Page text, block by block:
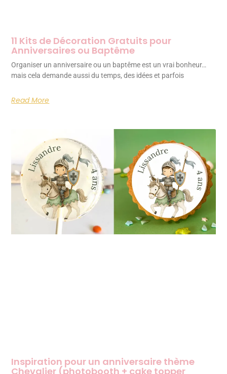
11 Kits de Décoration Gratuits pour
Anniversaires ou Baptême
Organiser un anniversaire ou un baptême est un vrai bonheur…
mais cela demande aussi du temps, des idées et parfois
Read More
Inspiration pour un anniversaire thème
Chevalier (photobooth + cake topper